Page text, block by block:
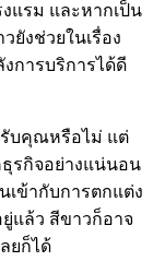
แรม และหากเป็น
ยังช่วยในเรื่อง
การบริการได้ดี
บคุณหรือไม่ แต่
รกิจอย่างแน่นอน
เข้ากับการตกแต่ง
แล้ว สีขาวก็อาจ
ยก็ได้